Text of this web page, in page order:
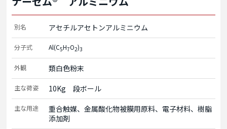
別名 アセチルアセトンアルミニウム
分子式 Al(C5H7O2)3
外観 類白色粉末
主な荷姿 10Kg　段ボール
主な用途
重合触媒、金属酸化物被膜用原料、電子材料、樹脂
添加剤